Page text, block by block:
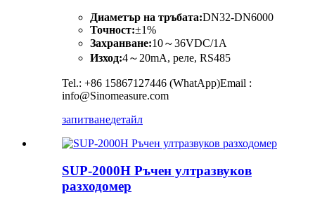
Диаметър на тръбата:DN32-DN6000
Точност:±1%
Захранване:10～36VDC/1A
Изход:4～20mA, реле, RS485
Tel.: +86 15867127446 (WhatApp)Email :
info@Sinomeasure.com
запитванедетайл
SUP-2000H Ръчен ултразвуков
разходомер